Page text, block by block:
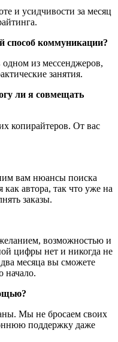
и усидчивости за месяц
способ коммуникации?
одном из мессенджеров,
занятия.
ли я совмещать
копирайтеров. От вас
вам нюансы поиска
автора, так что уже на
заказы.
возможностью и
цифры нет и никогда не
месяца вы сможете
начало.
Мы не бросаем своих
поддержку даже